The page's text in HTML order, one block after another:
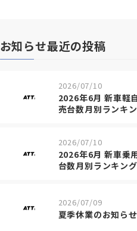
お知らせ最近の投稿
2026/07/10
2026年6月 新車軽
売台数月別ランキ
2026/07/10
2026年6月 新車乗
台数月別ランキング
2026/07/09
夏季休業のお知らせ